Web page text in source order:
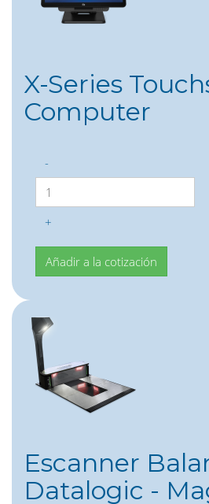
X-Series
Computer
-
+
Escanner
Datalogic -